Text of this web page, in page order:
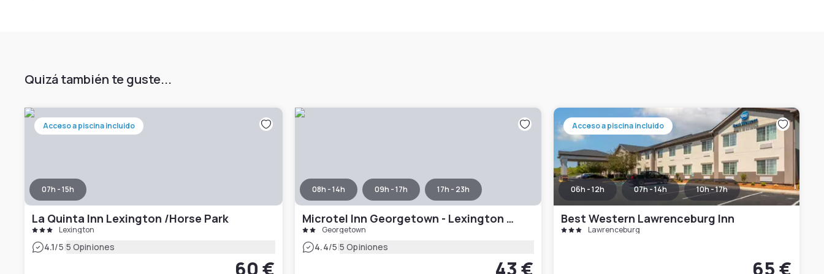
Quizá también te guste...
Acceso a piscina incluido
07h - 15h
La Quinta Inn Lexington /Horse Park
Lexington
4.1/5|5 Opiniones
60 €
08h - 14h 09h - 17h 17h - 23h
Microtel Inn Georgetown - Lexington North
Georgetown
4.4/5|5 Opiniones
43 €
Acceso a piscina incluido
06h - 12h 07h - 14h 10h - 17h
Best Western Lawrenceburg Inn
Lawrenceburg
65 €